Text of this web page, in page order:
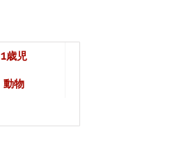
1歳児
動物